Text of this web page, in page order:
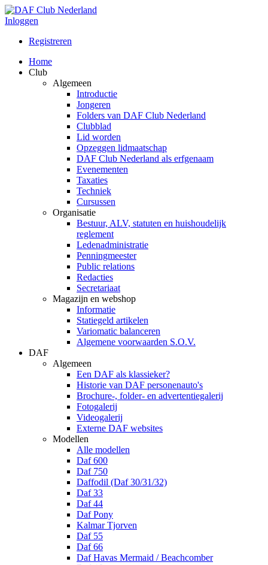
Inloggen
Registreren
Home
Club
Algemeen
Introductie
Jongeren
Folders van DAF Club Nederland
Clubblad
Lid worden
Opzeggen lidmaatschap
DAF Club Nederland als erfgenaam
Evenementen
Taxaties
Techniek
Cursussen
Organisatie
Bestuur, ALV, statuten en huishoudelijk
reglement
Ledenadministratie
Penningmeester
Public relations
Redacties
Secretariaat
Magazijn en webshop
Informatie
Statiegeld artikelen
Variomatic balanceren
Algemene voorwaarden S.O.V.
DAF
Algemeen
Een DAF als klassieker?
Historie van DAF personenauto's
Brochure-, folder- en advertentiegalerij
Fotogalerij
Videogalerij
Externe DAF websites
Modellen
Alle modellen
Daf 600
Daf 750
Daffodil (Daf 30/31/32)
Daf 33
Daf 44
Daf Pony
Kalmar Tjorven
Daf 55
Daf 66
Daf Havas Mermaid / Beachcomber